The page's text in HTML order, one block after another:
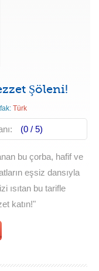
Şöleni!
Türk
(0 / 5)
bu çorba, hafif ve
eşsiz dansıyla
ısıtan bu tarifle
katın!"